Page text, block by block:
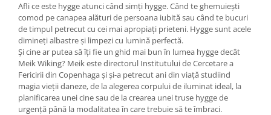
Afli ce este hygge atunci când simţi hygge. Când te ghemuieşti
comod pe canapea alături de persoana iubită sau când te bucuri
de timpul petrecut cu cei mai apropiaţi prieteni. Hygge sunt acele
dimineţi albastre şi limpezi cu lumină perfectă.
Şi cine ar putea să îţi fie un ghid mai bun în lumea hygge decât
Meik Wiking? Meik este directorul Institutului de Cercetare a
Fericirii din Copenhaga şi şi-a petrecut ani din viaţă studiind
magia vieţii daneze, de la alegerea corpului de iluminat ideal, la
planificarea unei cine sau de la crearea unei truse hygge de
urgenţă până la modalitatea în care trebuie să te îmbraci.